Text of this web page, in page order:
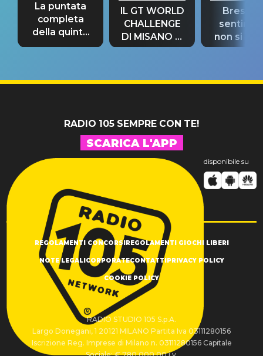
La puntata
completa
della quinta
tappa
IL GT WORLD
CHALLENGE
DI MISANO si
riconferma
Bresh:
non si
fino alla
RADIO 105 SEMPRE CON TE!
SCARICA L'APP
disponibile su
REGOLAMENTI CONCORSI REGOLAMENTI GIOCHI LIBERI
NOTE LEGALI CORPORATECONTATTI PRIVACY POLICY
COOKIE POLICY
RADIO STUDIO 105 S.p.A.
Largo Donegani, 1 20121 MILANO Partita Iva 03111280156
Iscrizione Reg. Imprese di Milano n. 03111280156 Capitale